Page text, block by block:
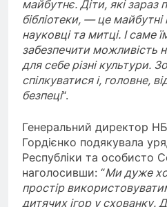
майбутнє. Діти, які зараз
бібліотеки, — це
науковці та митці. І саме
забезпечити можливість
для себе різні культури.
спілкуватися і, головне,
безпеці“.
Генеральний директор
Гордієнко подякувала
Республіки та особисто
наголосивши: “Ми дуже
простір
дитячих ігор у схованку.